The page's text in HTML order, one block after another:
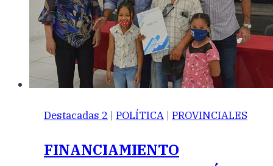
Destacadas 2 | POLÍTICA | PROVINCIALES
FINANCIAMIENTO